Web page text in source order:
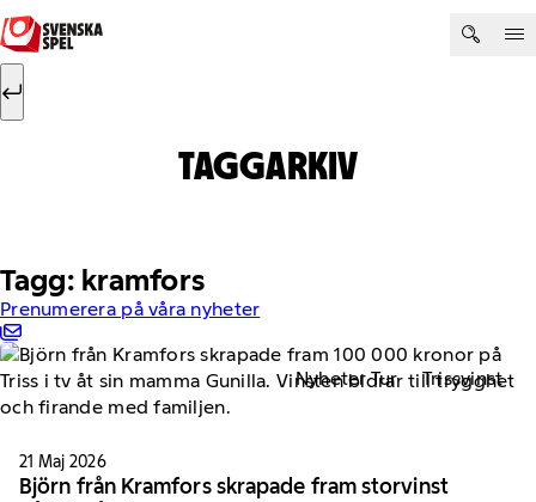
Hoppa till innehåll
Sök efter:
TAGGARKIV
Tagg: kramfors
Prenumerera på våra nyheter
Nyheter Tur Trissvinst
21 Maj 2026
Björn från Kramfors skrapade fram storvinst